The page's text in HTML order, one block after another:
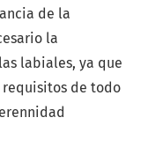
de la
la
labiales, ya que
requisitos de todo